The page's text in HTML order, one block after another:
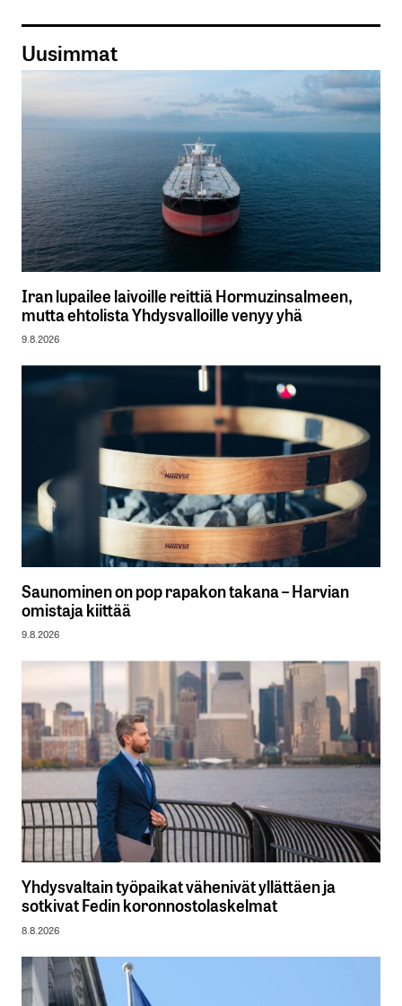
Uusimmat
Iran lupailee laivoille reittiä Hormuzinsalmeen,
mutta ehtolista Yhdysvalloille venyy yhä
9.8.2026
Saunominen on pop rapakon takana – Harvian
omistaja kiittää
9.8.2026
Yhdysvaltain työpaikat vähenivät yllättäen ja
sotkivat Fedin koronnostolaskelmat
8.8.2026